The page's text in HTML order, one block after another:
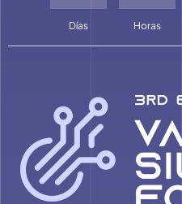
Días Horas